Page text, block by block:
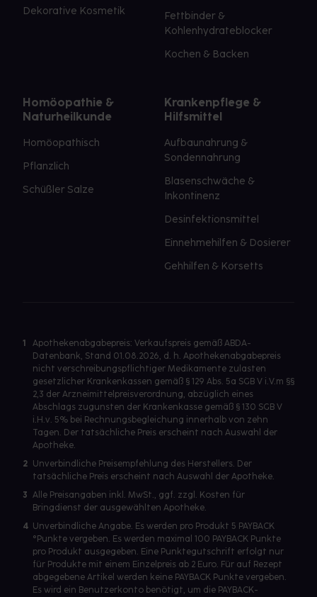
Dekorative Kosmetik
Fettbinder &
Kohlenhydrateblocker
Kochen & Backen
Homöopathie &
Naturheilkunde
Homöopathisch
Pflanzlich
Schüßler Salze
Krankenpflege &
Hilfsmittel
Aufbaunahrung &
Sondennahrung
Blasenschwäche &
Inkontinenz
Desinfektionsmittel
Einnehmehilfen & Dosierer
Gehhilfen & Korsetts
1
Apothekenabgabepreis: Verkaufspreis gemäß ABDA-
Datenbank, Stand 01.08.2026, d. h. Apothekenabgabepreis
nicht verschreibungspflichtiger Medikamente zulasten
gesetzlicher Krankenkassen gemäß § 129 Abs. 5a SGB V i.V.m §§
2,3 der Arzneimittelpreisverordnung, abzüglich eines
Abschlags zugunsten der Krankenkasse gemäß § 130 SGB V
i.H.v. 5% bei Rechnungsbegleichung innerhalb von zehn
Tagen. Der tatsächliche Preis erscheint nach Auswahl der
Apotheke.
2 Unverbindliche Preisempfehlung des Herstellers. Der
tatsächliche Preis erscheint nach Auswahl der Apotheke.
3 Alle Preisangaben inkl. MwSt., ggf. zzgl. Kosten für
Bringdienst der ausgewählten Apotheke.
4 Unverbindliche Angabe. Es werden pro Produkt 5 PAYBACK
°Punkte vergeben. Es werden maximal 100 PAYBACK Punkte
pro Produkt ausgegeben. Eine Punktegutschrift erfolgt nur
für Produkte mit einem Einzelpreis ab 2 Euro. Für auf Rezept
abgegebene Artikel werden keine PAYBACK Punkte vergeben.
Es wird ein Benutzerkonto benötigt, um die PAYBACK-